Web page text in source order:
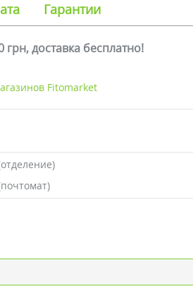
Гарантии
грн, доставка бесплатно!
Fitomarket